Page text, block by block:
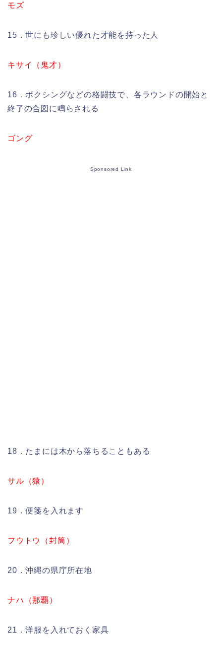
モズ
15．世にも珍しい優れた才能を持った人
キサイ（鬼才）
16．ボクシングなどの格闘技で、各ラウンドの開始と
終了の合図に鳴らされる
ゴング
Sponsored Link
18．たまには木から落ちることもある
サル（猿）
19．便箋を入れます
フウトウ（封筒）
20．沖縄の県庁所在地
ナハ（那覇）
21．洋服を入れておく家具